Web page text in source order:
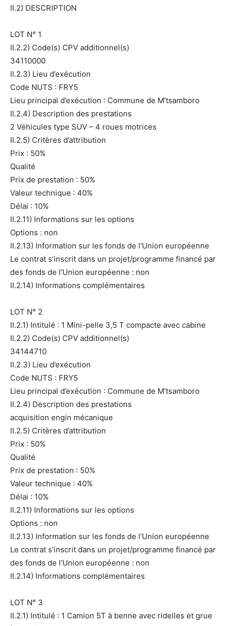
II.2) DESCRIPTION
LOT N° 1
II.2.2) Code(s) CPV additionnel(s)
34110000
II.2.3) Lieu d’exécution
Code NUTS : FRY5
Lieu principal d’exécution : Commune de M’tsamboro
II.2.4) Description des prestations
2 Véhicules type SUV – 4 roues motrices
II.2.5) Critères d’attribution
Prix : 50%
Qualité
Prix de prestation : 50%
Valeur technique : 40%
Délai : 10%
II.2.11) Informations sur les options
Options : non
II.2.13) Information sur les fonds de l’Union européenne
Le contrat s’inscrit dans un projet/programme financé par
des fonds de l’Union européenne : non
II.2.14) Informations complémentaires
LOT N° 2
II.2.1) Intitulé : 1 Mini-pelle 3,5 T compacte avec cabine
II.2.2) Code(s) CPV additionnel(s)
34144710
II.2.3) Lieu d’exécution
Code NUTS : FRY5
Lieu principal d’exécution : Commune de M’tsamboro
II.2.4) Description des prestations
acquisition engin mécanique
II.2.5) Critères d’attribution
Prix : 50%
Qualité
Prix de prestation : 50%
Valeur technique : 40%
Délai : 10%
II.2.11) Informations sur les options
Options : non
II.2.13) Information sur les fonds de l’Union européenne
Le contrat s’inscrit dans un projet/programme financé par
des fonds de l’Union européenne : non
II.2.14) Informations complémentaires
LOT N° 3
II.2.1) Intitulé : 1 Camion 5T à benne avec ridelles et grue